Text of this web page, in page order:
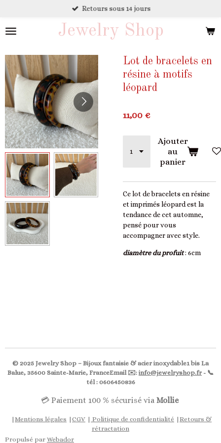
contenu
Jewelry Shop
Retours sous 14 jours
Lot de bracelets en
résine à motifs
léopard
11,00 €
Ajouter
au
panier
Ce lot de bracelets en résine
et imprimés léopard est la
tendance de cet automne,
pensé pour vous
accompagner avec style.
diamètre du profuit: 6cm
© 2025 Jewelry Shop – Bijoux fantaisie & acier inoxydable1 bis La
Balue, 35600 Sainte-Marie, FranceEmail ✉️: info@jewelryshop.fr- 📞
tél : 0606450836
💳 Paiement 100 % sécurisé via Mollie
| Mentions légales | CGV | Politique de confidentialité | Retours &
rétractation
Propulsé par Webador